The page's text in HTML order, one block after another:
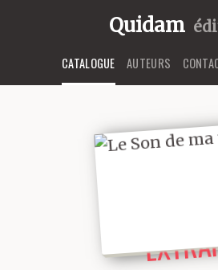
Quidam
CATALOGUE AUTEURS